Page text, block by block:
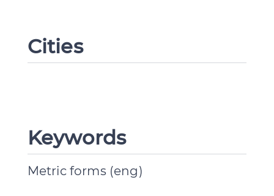
Cities
Keywords
Metric forms (eng)